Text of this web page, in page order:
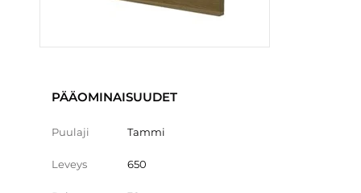
PÄÄOMINAISUUDET
Puulaji Tammi
Leveys 650